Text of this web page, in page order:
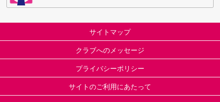
サイトマップ
クラブへのメッセージ
プライバシーポリシー
サイトのご利用にあたって